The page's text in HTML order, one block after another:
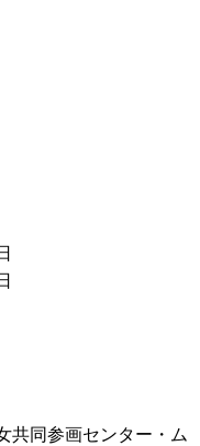
共同参画センター・ム